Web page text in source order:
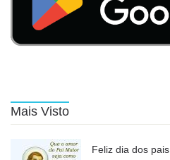
Mais Visto
Feliz dia dos pais